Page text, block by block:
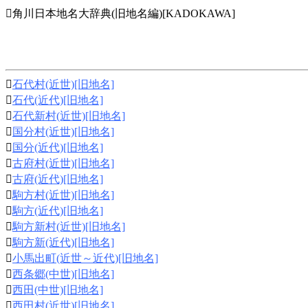
角川日本地名大辞典(旧地名編)[KADOKAWA]
石代村(近世)[旧地名]
石代(近代)[旧地名]
石代新村(近世)[旧地名]
 国分村(近世)[旧地名]
 国分(近代)[旧地名]
古府村(近世)[旧地名]
古府(近代)[旧地名]
駒方村(近世)[旧地名]
駒方(近代)[旧地名]
駒方新村(近世)[旧地名]
駒方新(近代)[旧地名]
小馬出町(近世～近代)[旧地名]
西条郷(中世)[旧地名]
西田(中世)[旧地名]
西田村(近世)[旧地名]